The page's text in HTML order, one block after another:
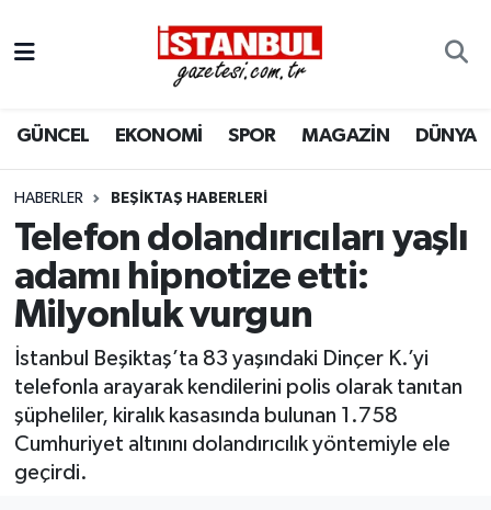
GÜNCEL EKONOMİ SPOR MAGAZİN DÜNYA
HABERLER BEŞIKTAŞ HABERLERI
Telefon dolandırıcıları yaşlı
adamı hipnotize etti:
Milyonluk vurgun
İstanbul Beşiktaş’ta 83 yaşındaki Dinçer K.’yi
telefonla arayarak kendilerini polis olarak tanıtan
şüpheliler, kiralık kasasında bulunan 1.758
Cumhuriyet altınını dolandırıcılık yöntemiyle ele
geçirdi.
EKONOMİ
İSTANBUL
DÜNYA
SPOR
MAGAZİN
KÜLTÜR SANAT
SAĞLIK
Nöbetçi Eczaneler
Hava Durumu
Trafik Durumu
Süper Lig Puan Durumu ve Fikstür
Tüm Manşetler
Son Dakika Haberleri
Haber Arşivi